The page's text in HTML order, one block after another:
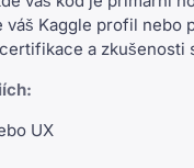
váš Kaggle profil
a zkušenosti
UX